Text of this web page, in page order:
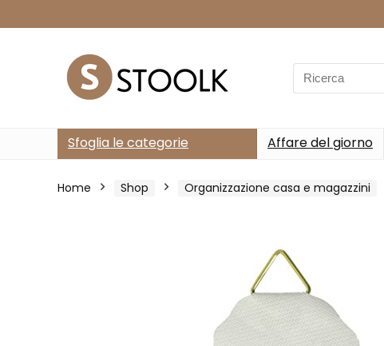
Search
for:
Sfoglia le categorie Affare del giorno
Home Shop Organizzazione casa e magazzini